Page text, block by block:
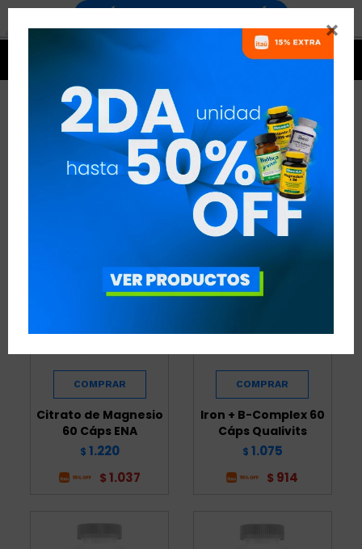

MINERALES
RECOMENDADOS
Citrato de Magnesio
60 Cáps ENA
$ 1.220
$ 1.037
Iron + B-Complex 60
Cáps Qualivits
$ 1.075
$ 914